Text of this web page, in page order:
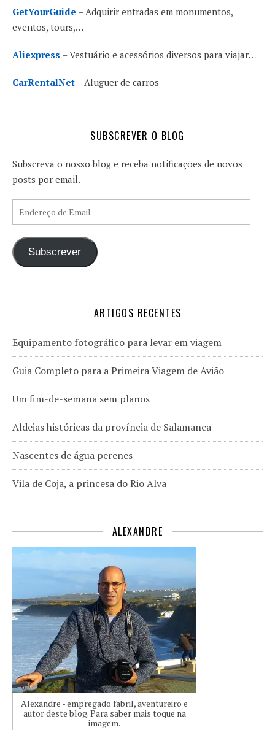
GetYourGuide – Adquirir entradas em monumentos,
eventos, tours,…
Aliexpress – Vestuário e acessórios diversos para viajar…
CarRentalNet – Aluguer de carros
SUBSCREVER O BLOG
Subscreva o nosso blog e receba notificações de novos
posts por email.
Subscrever
ARTIGOS RECENTES
Equipamento fotográfico para levar em viagem
Guia Completo para a Primeira Viagem de Avião
Um fim-de-semana sem planos
Aldeias históricas da província de Salamanca
Nascentes de água perenes
Vila de Coja, a princesa do Rio Alva
ALEXANDRE
Alexandre - empregado fabril, aventureiro e
autor deste blog. Para saber mais toque na
imagem.